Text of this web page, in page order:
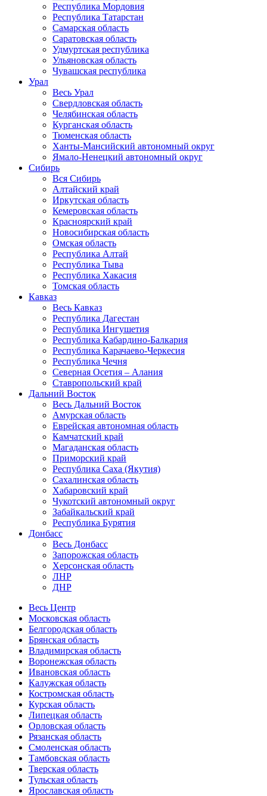
Республика Мордовия
Республика Татарстан
Самарская область
Саратовская область
Удмуртская республика
Ульяновская область
Чувашская республика
Урал
Весь Урал
Свердловская область
Челябинская область
Курганская область
Тюменская область
Ханты-Мансийский автономный округ
Ямало-Ненецкий автономный округ
Сибирь
Вся Сибирь
Алтайский край
Иркутская область
Кемеровская область
Красноярский край
Новосибирская область
Омская область
Республика Алтай
Республика Тыва
Республика Хакасия
Томская область
Кавказ
Весь Кавказ
Республика Дагестан
Республика Ингушетия
Республика Кабардино-Балкария
Республика Карачаево-Черкесия
Республика Чечня
Северная Осетия – Алания
Ставропольский край
Дальний Восток
Весь Дальний Восток
Амурская область
Еврейская автономная область
Камчатский край
Магаданская область
Приморский край
Республика Саха (Якутия)
Сахалинская область
Хабаровский край
Чукотский автономный округ
Забайкальский край
Республика Бурятия
Донбасс
Весь Донбасс
Запорожская область
Херсонская область
ЛНР
ДНР
Весь Центр
Московская область
Белгородская область
Брянская область
Владимирская область
Воронежская область
Ивановская область
Калужская область
Костромская область
Курская область
Липецкая область
Орловская область
Рязанская область
Смоленская область
Тамбовская область
Тверская область
Тульская область
Ярославская область